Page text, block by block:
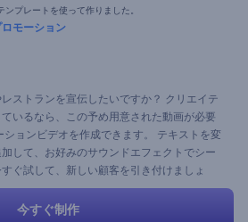
プレートを使って作りました。
モーション
ストランを宣伝したいですか？ クリエイテ
いるなら、この予め用意された動画が必要
ョンビデオを作成できます。 テキストを変
して、お好みのサウンドエフェクトでシー
ぐ試して、新しい顧客を引き付けましょ
今すぐ制作